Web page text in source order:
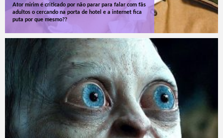
Ator mirim é criticado por não parar para falar com fãs
adultos o cercando na porta de hotel e a internet fica
puta por que mesmo??